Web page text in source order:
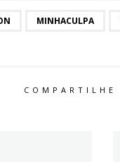
MINHACULPA
COMPARTILHE